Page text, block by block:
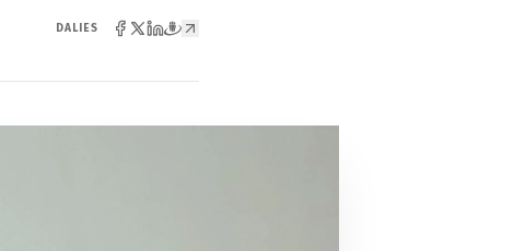
DALIES